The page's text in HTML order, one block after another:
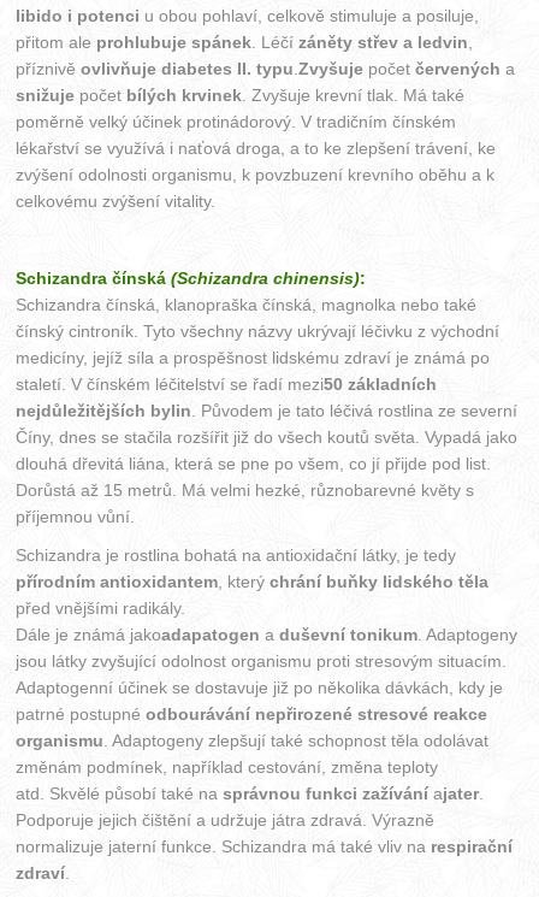
libido i potenci u obou pohlaví, celkově stimuluje a posiluje,
přitom ale prohlubuje spánek . Léčízáněty střev a ledvin
příznivěovlivňuje diabetes II. typu .Zvyšuje početčervených a
snižuje počet bílých krvinek . Zvyšuje krevní tlak. Má také
poměrně velký účinek protinádorový. V tradičním čínském
lékařství se využívá i naťová droga, a to ke zlepšení trávení, ke
zvýšení odolnosti organismu, k povzbuzení krevního oběhu a k
celkovému zvýšení vitality.
Schizandra čínská(Schizandra chinensis):
Schizandra čínská, klanopraška čínská, magnolka nebo také
čínský cintroník. Tyto všechny názvy ukrývají léčivku z východní
medicíny, jejíž síla a prospěšnost lidskému zdraví je známá po
staletí. V čínském léčitelství se řadí mezi50 základních
nejdůležitějších bylin . Původem je tato léčivá rostlina ze severní
Číny, dnes se stačila rozšířit již do všech koutů světa. Vypadá jako
dlouhá dřevitá liána, která se pne po všem, co jí přijde pod list.
Dorůstá až 15 metrů. Má velmi hezké, různobarevné květy s
příjemnou vůní.
Schizandra je rostlina bohatá na antioxidační látky, je tedy
přírodním antioxidantem , kterýchrání buňky lidského těla
před vnějšími radikály.
Dále je známá jakoadapatogen aduševní tonikum . Adaptogeny
jsou látky zvyšující odolnost organismu proti stresovým situacím.
Adaptogenní účinek se dostavuje již po několika dávkách, kdy je
patrné postupnéodbourávání nepřirozené stresové reakce
organismu . Adaptogeny zlepšují také schopnost těla odolávat
změnám podmínek, například cestování, změna teploty
atd. Skvělé působí také nasprávnou funkci zažívání ajater.
Podporuje jejich čištění a udržuje játra zdravá. Výrazně
normalizuje jaterní funkce. Schizandra má také vliv na respirační
zdraví